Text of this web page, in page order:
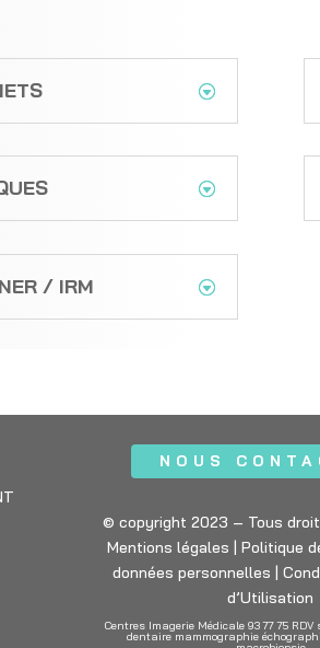
/ IRM
NOUS
© copyright 2023 – Tous
Mentions légales
Politique
données personnelles |
d’Utilisation
Centres Imagerie Médicale 93 77 75 RDV
dentaire mammographie